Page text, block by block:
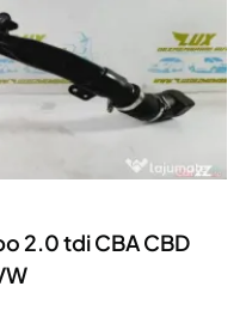
2.0 tdi CBA CBD